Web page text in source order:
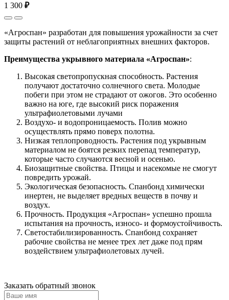
1 300 ₽
«Агроспан» разработан для повышения урожайности за счет
защиты растений от неблагоприятных внешних факторов.
Преимущества укрывного материала «Агроспан»:
Высокая светопропускная способность. Растения
получают достаточно солнечного света. Молодые
побеги при этом не страдают от ожогов. Это особенно
важно на юге, где высокий риск поражения
ультрафиолетовыми лучами
Воздухо- и водопроницаемость. Полив можно
осуществлять прямо поверх полотна.
Низкая теплопроводность. Растения под укрывным
материалом не боятся резких перепад температур,
которые часто случаются весной и осенью.
Биозащитные свойства. Птицы и насекомые не смогут
повредить урожай.
Экологическая безопасность. Спанбонд химически
инертен, не выделяет вредных веществ в почву и
воздух.
Прочность. Продукция «Агроспан» успешно прошла
испытания на прочность, износо- и формоустойчивость.
Светостабилизированность. Спанбонд сохраняет
рабочие свойства не менее трех лет даже под прям
воздействием ультрафиолетовых лучей.
Заказать обратный звонок